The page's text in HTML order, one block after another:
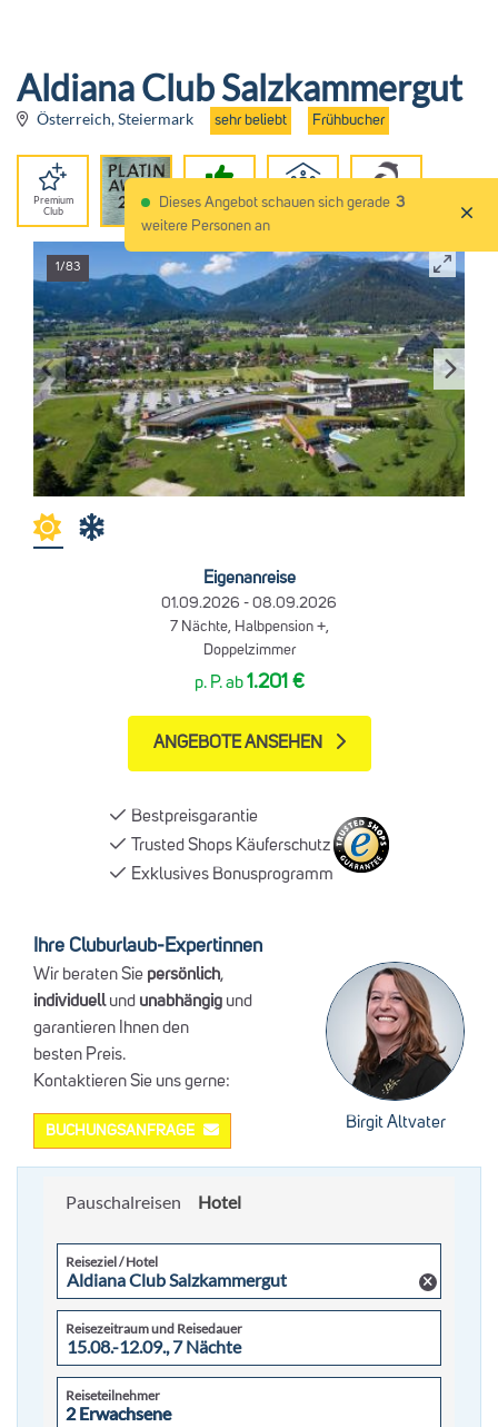
Aldiana Club Salzkammergut
Österreich, Steiermark sehr beliebt Frühbucher
Premium
Club
95%
Empfehlung
Für
Alle
1/83
Eigenanreise
01.09.2026 - 08.09.2026
7 Nächte, Halbpension +,
Doppelzimmer
p. P. ab1.201 €
ANGEBOTE ANSEHEN
Bestpreisgarantie
Trusted Shops Käuferschutz
Exklusives Bonusprogramm
Ihre Cluburlaub-Expertinnen
Wir beraten Sie persönlich,
individuellund unabhängig und
garantieren Ihnen den
besten Preis.
Kontaktieren Sie uns gerne:
BUCHUNGSANFRAGE Birgit Altvater
Dieses Angebot schauen sich gerade 3
weitere Personen an
Pauschalreisen Hotel
Reiseziel / Hotel
Reisezeitraum und Reisedauer
Reiseteilnehmer
2 Erwachsene
2 Erwachsene